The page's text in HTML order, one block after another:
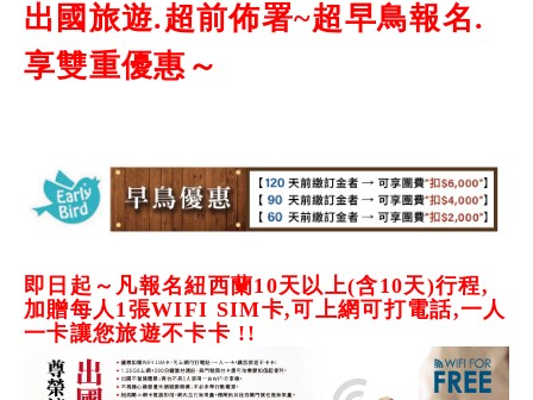
出國旅遊.超前佈署~超早鳥報名.
享雙重優惠～
即日起～凡報名紐西蘭10天以上(含10天)行程,
加贈每人1張WIFI SIM卡,可上網可打電話,一人
一卡讓您旅遊不卡卡 !!